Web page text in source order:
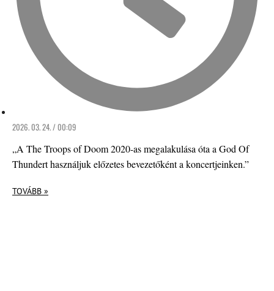
2026. 03. 24. / 00:09
„A The Troops of Doom 2020-as megalakulása óta a God Of
Thundert használjuk előzetes bevezetőként a koncertjeinken.”
TOVÁBB »